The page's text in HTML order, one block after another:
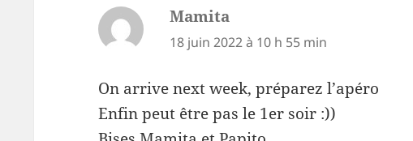
Mamita
18 juin 2022 à 10 h 55 min
On arrive next week, préparez l’apéro
Enfin peut être pas le 1er soir :))